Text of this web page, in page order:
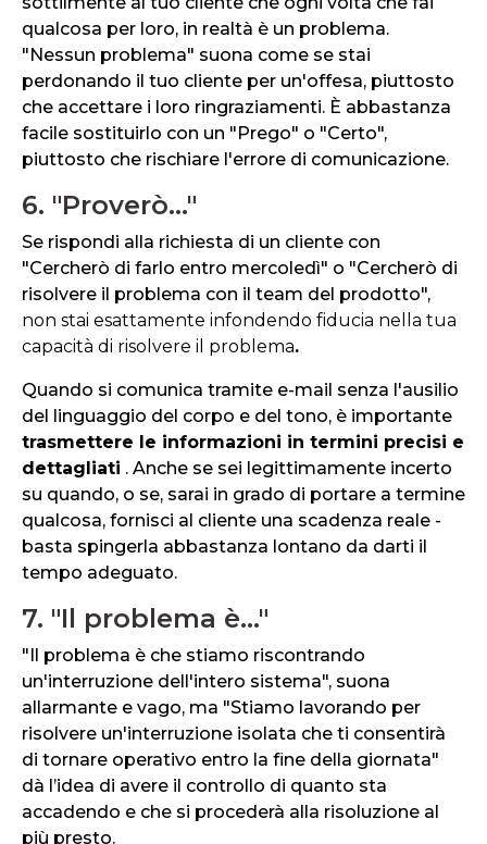
qualcosa per loro, in realtà è un problema.
"Nessun problema" suona come se stai
perdonando il tuo cliente per un'offesa, piuttosto
che accettare i loro ringraziamenti. È abbastanza
facile sostituirlo con un "Prego" o "Certo",
piuttosto che rischiare l'errore di comunicazione.
6. "Proverò..."
Se rispondi alla richiesta di un cliente con
"Cercherò di farlo entro mercoledì" o "Cercherò di
risolvere il problema con il team del prodotto",
non stai esattamente infondendo fiducia nella tua
capacità di risolvere il problema.
Quando si comunica tramite e-mail senza l'ausilio
del linguaggio del corpo e del tono, è importante
trasmettere le informazioni in termini precisi e
dettagliati . Anche se sei legittimamente incerto
su quando, o se, sarai in grado di portare a termine
qualcosa, fornisci al cliente una scadenza reale -
basta spingerla abbastanza lontano da darti il ​​
tempo adeguato.
7. "Il problema è..."
"Il problema è che stiamo riscontrando
un'interruzione dell'intero sistema", suona
allarmante e vago, ma "Stiamo lavorando per
risolvere un'interruzione isolata che ti consentirà
di tornare operativo entro la fine della giornata"
dà l’idea di avere il controllo di quanto sta
accadendo e che si procederà alla risoluzione al
più presto.